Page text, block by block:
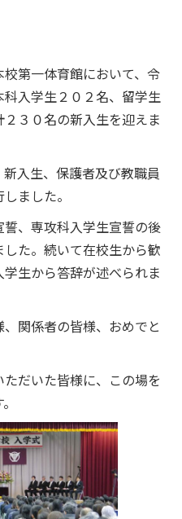
第一体育館において、令
入学生２０２名、留学生
３０名の新入生を迎えま
入生、保護者及び教職員
ました。
、専攻科入学生宣誓の後
た。続いて在校生から歓
生から答辞が述べられま
関係者の皆様、おめでと
だいた皆様に、この場を